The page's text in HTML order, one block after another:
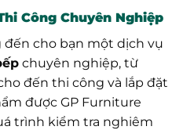
Công Chuyên Nghiệp
cho bạn một dịch vụ
chuyên nghiệp, từ
đến thi công và lắp đặt
được GP Furniture
trình kiểm tra nghiêm